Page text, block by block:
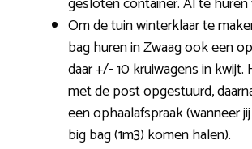
Om de tuin winterklaar te
bag huren in Zwaag ook een
daar +/- 10 kruiwagens in kwijt.
met de post opgestuurd,
een ophaalafspraak (wanneer
big bag (1m3) komen halen).